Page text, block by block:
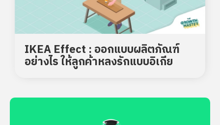
IKEA Effect : ออกแบบผลิตภัณฑ์
อย่างไร ให้ลูกค้าหลงรักแบบอิเกีย